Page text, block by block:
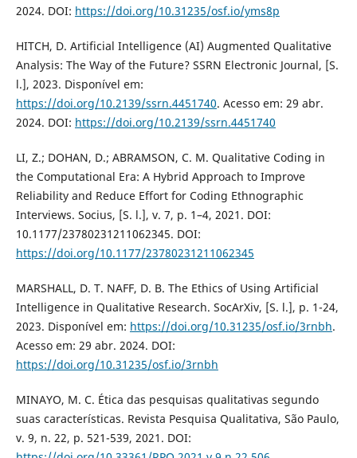
2024. DOI: https://doi.org/10.31235/osf.io/yms8p
HITCH, D. Artificial Intelligence (AI) Augmented Qualitative
Analysis: The Way of the Future? SSRN Electronic Journal, [S.
l.], 2023. Disponível em:
https://doi.org/10.2139/ssrn.4451740. Acesso em: 29 abr.
2024. DOI: https://doi.org/10.2139/ssrn.4451740
LI, Z.; DOHAN, D.; ABRAMSON, C. M. Qualitative Coding in
the Computational Era: A Hybrid Approach to Improve
Reliability and Reduce Effort for Coding Ethnographic
Interviews. Socius, [S. l.], v. 7, p. 1–4, 2021. DOI:
10.1177/23780231211062345. DOI:
https://doi.org/10.1177/23780231211062345
MARSHALL, D. T. NAFF, D. B. The Ethics of Using Artificial
Intelligence in Qualitative Research. SocArXiv, [S. l.], p. 1-24,
2023. Disponível em: https://doi.org/10.31235/osf.io/3rnbh.
Acesso em: 29 abr. 2024. DOI:
https://doi.org/10.31235/osf.io/3rnbh
MINAYO, M. C. Ética das pesquisas qualitativas segundo
suas características. Revista Pesquisa Qualitativa, São Paulo,
v. 9, n. 22, p. 521-539, 2021. DOI: